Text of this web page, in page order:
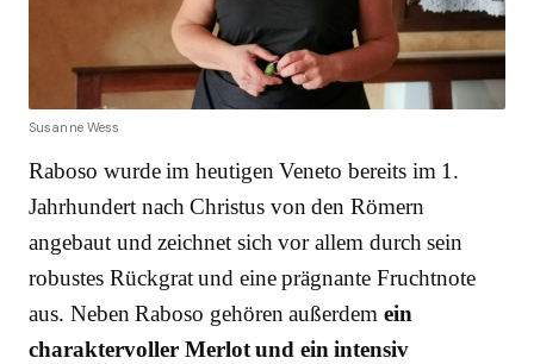
Susanne Wess
Raboso wurde im heutigen Veneto bereits im 1.
Jahrhundert nach Christus von den Römern
angebaut und zeichnet sich vor allem durch sein
robustes Rückgrat und eine prägnante Fruchtnote
aus. Neben Raboso gehören außerdemein
charaktervoller Merlot und ein intensiv